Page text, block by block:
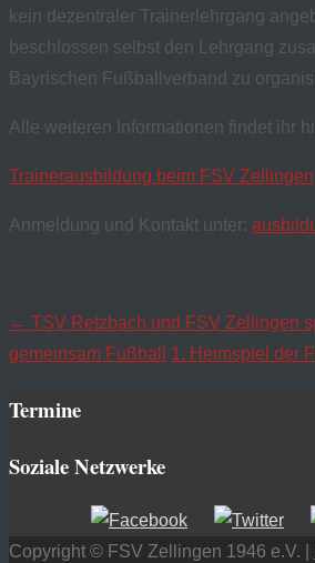
kein dezentraler Trainerlehrgang
beschlossen selbst den Lehrgang
Bayrischen Fußballverband zu
Alle weiteren Informationen findet ihr
Trainerausbildung beim FSV Zellingen
Anmeldung und Kontakt unter:
Navigation
← TSV Retzbach und FSV Zellingen
gemeinsam Fußball
1. Heimspiel der
Termine
Soziale Netzwerke
Copyright © FSV Zellingen 1946 e.V. |